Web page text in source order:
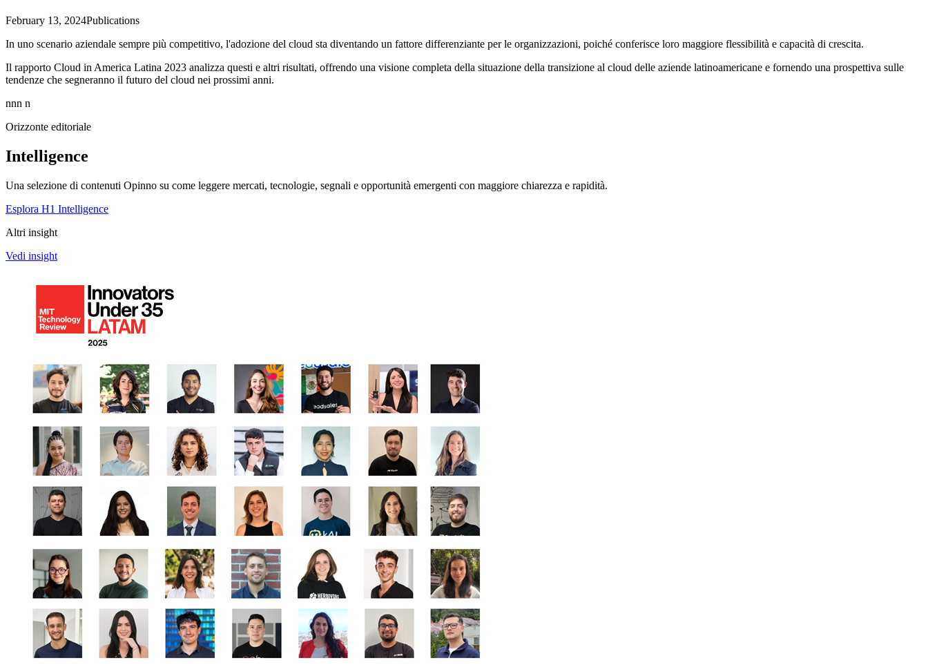
February 13, 2024Publications
In uno scenario aziendale sempre più competitivo, l'adozione del cloud sta diventando un fattore differenziante per le organizzazioni, poiché conferisce loro maggiore flessibilità e capacità di crescita.
Il rapporto Cloud in America Latina 2023 analizza questi e altri risultati, offrendo una visione completa della situazione della transizione al cloud delle aziende latinoamericane e fornendo una prospettiva sulle
tendenze che segneranno il futuro del cloud nei prossimi anni.
nnn n
Orizzonte editoriale
Intelligence
Una selezione di contenuti Opinno su come leggere mercati, tecnologie, segnali e opportunità emergenti con maggiore chiarezza e rapidità.
Esplora H1 Intelligence
Altri insight
Vedi insight